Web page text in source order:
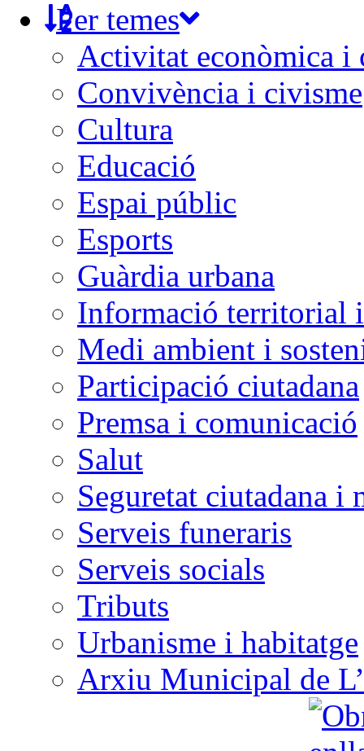
Per temes
Activitat econòmica i
Convivència i civisme
Cultura
Educació
Espai públic
Esports
Guàrdia urbana
Informació territorial
Medi ambient i
Participació ciutadana
Premsa i comunicació
Salut
Seguretat ciutadana i
Serveis funeraris
Serveis socials
Tributs
Urbanisme i habitatge
Arxiu Municipal de